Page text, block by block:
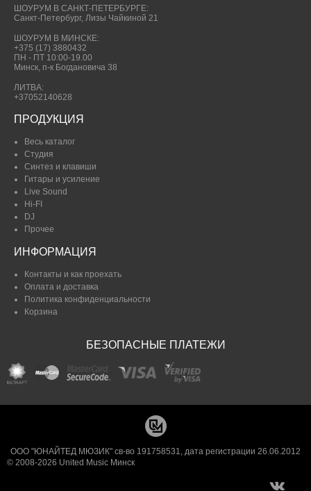
ШОУРУМ В САНКТ-ПЕТЕРБУРГЕ:
Санкт-Петербург, Лизы Чайкиной 21
ШОУРУМ В МИНСКЕ:
+375 (17) 3880432
ПН - ПТ 10:00-19.00
Минск, п-к Богдановича 38
ЛИТВА:
+37052140628
ПРОДУКЦИЯ
Весь каталог
Студия
Синтез и клавиши
Гитары и усиление
Live Sound
Hi-FI
DJ
Прочее
ИНФОРМАЦИЯ
Контакты и как проехать
Оплата и доставка
Политика конфиденциальности
Корзина
БЕЗОПАСНЫЕ ПЛАТЕЖИ
ООО "ЮНАЙТЕД МЮЗИК" св-во 191758531, дата регистрации 26.06.2012
© 2008-2026 United Music Минск